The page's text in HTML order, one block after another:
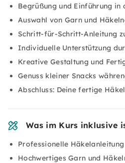
Begrüßung und Einführung in
Auswahl von Garn und
Schritt-für-Schritt-Anleitung
Individuelle Unterstützung
Kreative Gestaltung und
Genuss kleiner Snacks
Abschluss: Deine fertige
Was im Kurs inklusive
Professionelle Häkelanleitung
Hochwertiges Garn und